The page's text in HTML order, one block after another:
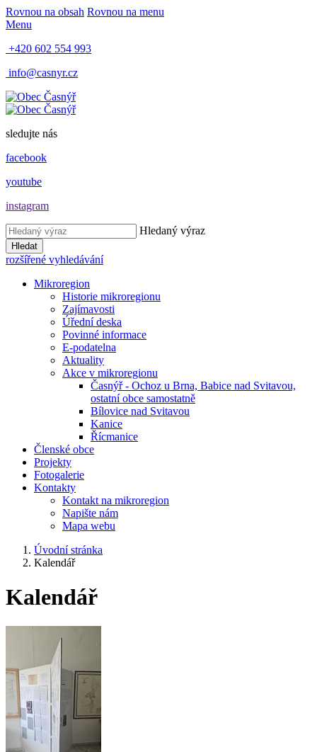
Rovnou na obsah Rovnou na menu
Menu
+420 602 554 993
info@casnyr.cz
sledujte nás
facebook
youtube
instagram
Hledaný výraz
Hledat
rozšířené vyhledávání
Mikroregion
Historie mikroregionu
Zajímavosti
Úřední deska
Povinné informace
E-podatelna
Aktuality
Akce v mikroregionu
Časnýř - Ochoz u Brna, Babice nad Svitavou,
ostatní obce samostatně
Bílovice nad Svitavou
Kanice
Řícmanice
Členské obce
Projekty
Fotogalerie
Kontakty
Kontakt na mikroregion
Napište nám
Mapa webu
Úvodní stránka
Kalendář
Kalendář